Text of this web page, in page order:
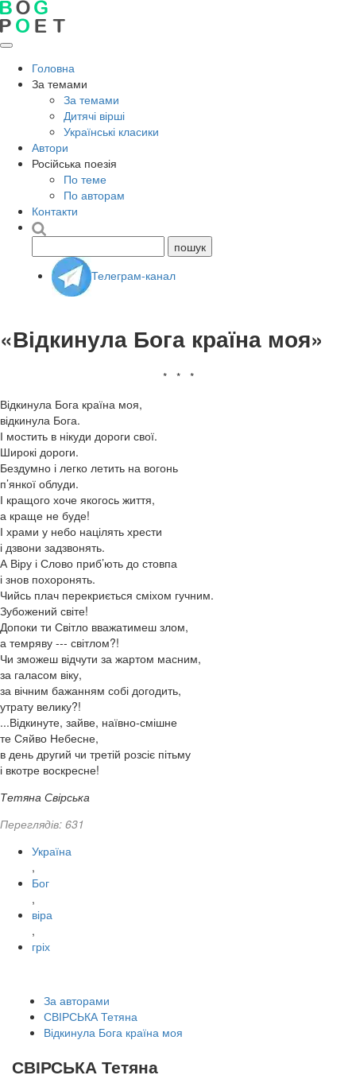
Головна
За темами
За темами
Дитячі вірші
Українські класики
Автори
Російська поезія
По теме
По авторам
Контакти
Телеграм-канал
«Відкинула Бога країна моя»
* * *
Відкинула Бога країна моя,
відкинула Бога.
І мостить в нікуди дороги свої.
Широкі дороги.
Бездумно і легко летить на вогонь
п’янкої облуди.
І кращого хоче якогось життя,
а краще не буде!
І храми у небо націлять хрести
і дзвони задзвонять.
А Віру і Слово приб’ють до стовпа
і знов похоронять.
Чийсь плач перекриється сміхом гучним.
Зубожений світе!
Допоки ти Світло вважатимеш злом,
а темряву --- світлом?!
Чи зможеш відчути за жартом масним,
за галасом віку,
за вічним бажанням собі догодить,
утрату велику?!
...Відкинуте, зайве, наївно-смішне
те Сяйво Небесне,
в день другий чи третій розсіє пітьму
і вкотре воскресне!
Тетяна Свірська
Переглядів: 631
Україна
,
Бог
,
віра
,
гріх
За авторами
СВІРСЬКА Тетяна
Відкинула Бога країна моя
СВІРСЬКА Тетяна